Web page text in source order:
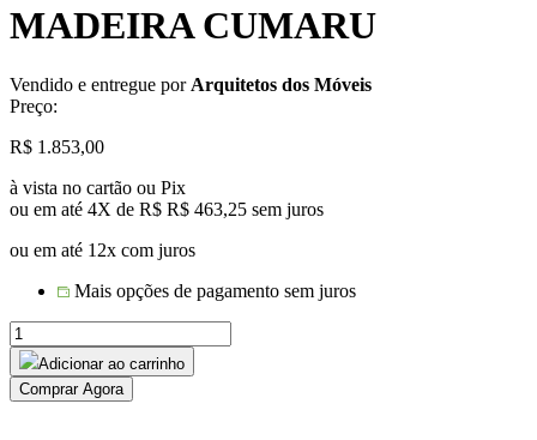
MADEIRA CUMARU
Vendido e entregue por Arquitetos dos Móveis
Preço:
R$ 1.853,00
à vista no cartão ou Pix
ou em até 4X de R$ R$ 463,25 sem juros
ou em até 12x com juros
Mais opções de pagamento sem juros
CHAMPANHEIRA
BALLI
EM
CORDA
Adicionar ao carrinho
Comprar Agora